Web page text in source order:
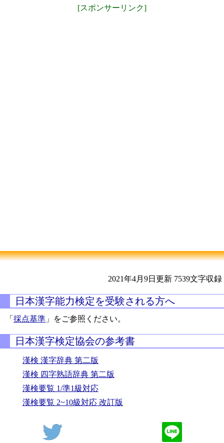
[スポンサーリンク]
2021年4月9日更新 7539文字収録
日本漢字能力検定を受験される方へ
「採点基準 」をご参照ください。
日本漢字検定協会の参考書
漢検 漢字辞典 第二版
漢検 四字熟語辞典 第二版
漢検要覧 1/準1級対応
漢検要覧 2~10級対応 改訂版